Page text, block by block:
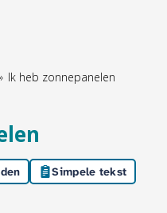
Ik heb zonnepanelen
Simpele tekst